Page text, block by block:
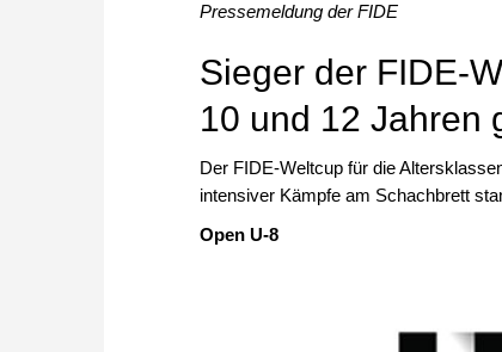
Pressemeldung der FIDE
Sieger der FIDE-
10 und 12 Jahren
Der FIDE-Weltcup für die
intensiver Kämpfe am Schachbrett
Open U-8